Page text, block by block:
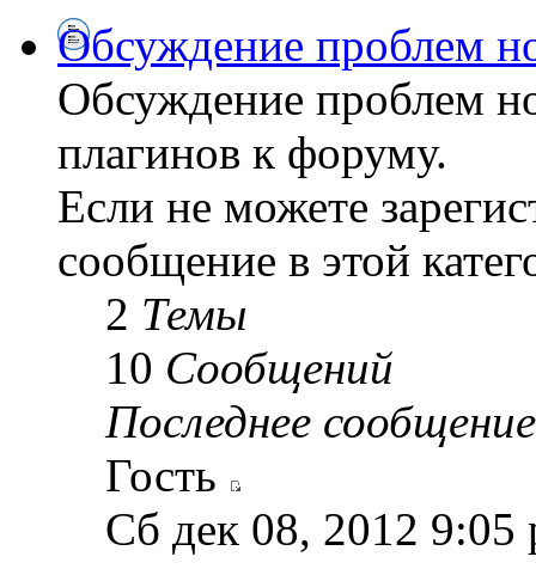
Обсуждение проблем
Обсуждение проблем
плагинов к форуму.
Если не можете
сообщение в этой
2 Темы
10 Сообщений
Последнее сообщение
Гость
Сб дек 08, 2012 9:05